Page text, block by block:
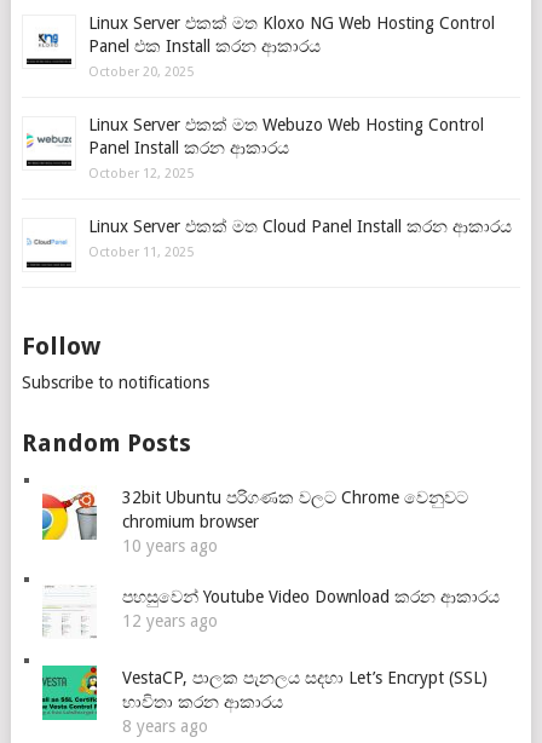
Linux Server එකක් මත Kloxo NG Web Hosting Control
Panel එක Install කරන ආකාරය
October 20, 2025
Linux Server එකක් මත Webuzo Web Hosting Control
Panel Install කරන ආකාරය
October 12, 2025
Linux Server එකක් මත Cloud Panel Install කරන ආකාරය
October 11, 2025
Follow
Subscribe to notifications
Random Posts
32bit Ubuntu පරිගණක වලට Chrome වෙනුවට
chromium browser
10 years ago
පහසුවෙන් Youtube Video Download කරන ආකාරය
12 years ago
VestaCP, පාලක පැනලය සදහා Let’s Encrypt (SSL)
භාවිතා කරන ආකාරය
8 years ago